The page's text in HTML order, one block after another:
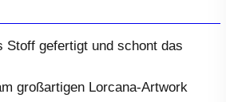
Stoff gefertigt und schont das
großartigen Lorcana-Artwork